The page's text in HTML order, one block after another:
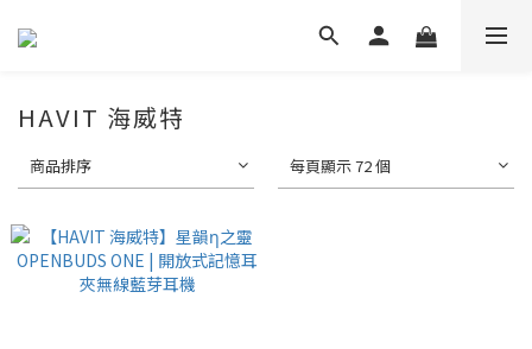
HAVIT 海威特
商品排序 每頁顯示 72 個